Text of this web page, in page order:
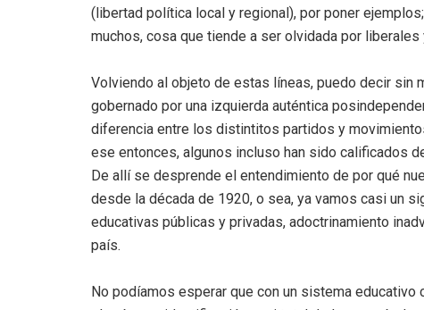
(libertad política local y regional), por poner
muchos, cosa que tiende a ser olvidada por
Volviendo al objeto de estas líneas, puedo decir sin
gobernado por una izquierda auténtica
diferencia entre los distintitos partidos y
ese entonces, algunos incluso han sido calificados
De allí se desprende el entendimiento de por qué
desde la década de 1920, o sea, ya vamos casi un
educativas públicas y privadas, adoctrinamiento
país.
No podíamos esperar que con un sistema